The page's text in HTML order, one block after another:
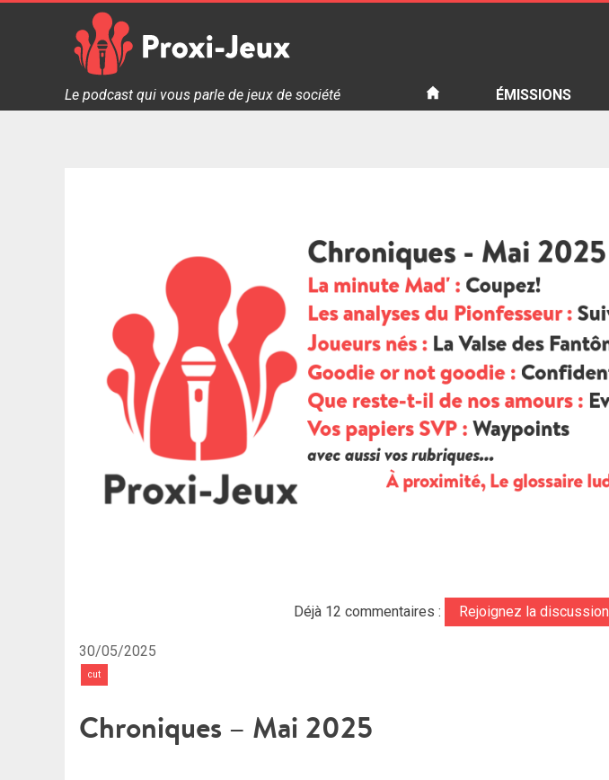
Proxi Jeux - Le podcast qui vous parle de jeux de société
Le podcast qui vous parle de jeux de société ÉMISSIONS
Déjà 12 commentaires : Rejoignez la discussion
30/05/2025
cut
Chroniques – Mai 2025